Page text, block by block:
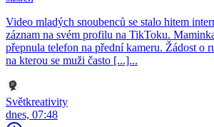
Video mladých snoubenců se stalo hitem
záznam na svém profilu na TikToku.
přepnula telefon na přední kameru. Žádost o
na kterou se muži často [...]...
Světkreativity
dnes, 07:48